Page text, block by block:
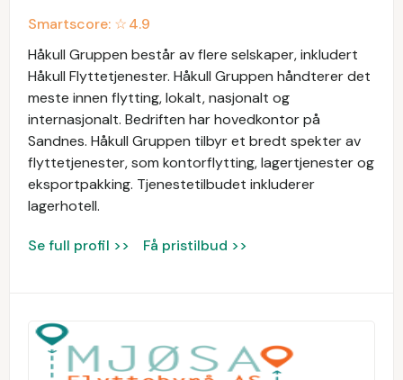
Smartscore: ☆4.9
Håkull Gruppen består av flere selskaper, inkludert
Håkull Flyttetjenester. Håkull Gruppen håndterer det
meste innen flytting, lokalt, nasjonalt og
internasjonalt. Bedriften har hovedkontor på
Sandnes. Håkull Gruppen tilbyr et bredt spekter av
flyttetjenester, som kontorflytting, lagertjenester og
eksportpakking. Tjenestetilbudet inkluderer
lagerhotell.
Se full profil >> Få pristilbud >>